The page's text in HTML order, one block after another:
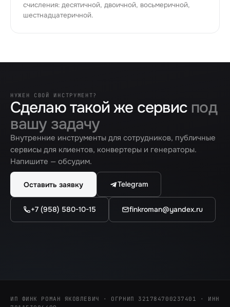
счисления: десятичной, двоичной, восьмеричной,
шестнадцатеричной.
НУЖЕН СВОЙ ИНСТРУМЕНТ?
Сделаю такой же сервис под
вашу задачу
Внутренние инструменты для сотрудников, публичные
сервисы для клиентов, конвертеры и генераторы.
Напишите — обсудим.
Оставить заявку Telegram
+7 (958) 580-10-15 finkroman@yandex.ru
ИП ФИНК РОМАН ЯКОВЛЕВИЧ · ОГРНИП 321784700237401 · ИНН